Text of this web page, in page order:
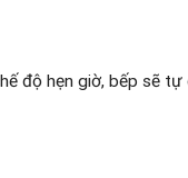
độ hẹn giờ, bếp sẽ